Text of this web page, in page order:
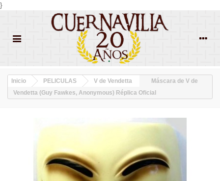
}
Inicio PELICULAS V de Vendetta
Máscara de V de
Vendetta (Guy Fawkes, Anonymous) Réplica Oficial